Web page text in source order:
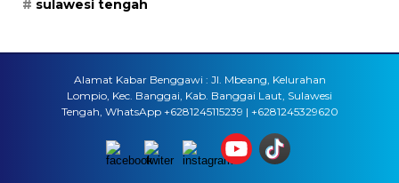
sulawesi tengah
Alamat Kabar Benggawi : Jl. Mbeang, Kelurahan
Lompio, Kec. Banggai, Kab. Banggai Laut, Sulawesi
Tengah, WhatsApp +6281245115239 | +6281245329620